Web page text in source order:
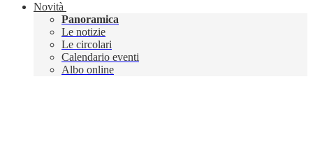
Novità
Panoramica
Le notizie
Le circolari
Calendario eventi
Albo online